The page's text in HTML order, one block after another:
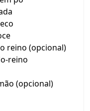
reino (opcional)
reino
(opcional)